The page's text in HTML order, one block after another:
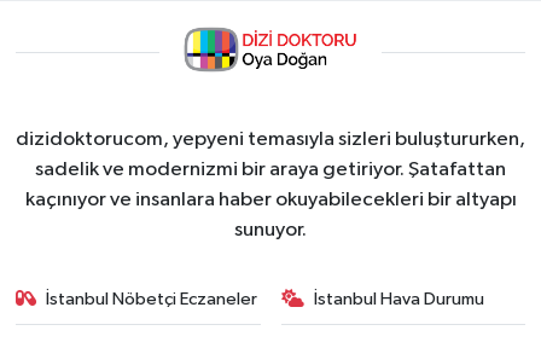
dizidoktorucom, yepyeni temasıyla sizleri buluştururken,
sadelik ve modernizmi bir araya getiriyor. Şatafattan
kaçınıyor ve insanlara haber okuyabilecekleri bir altyapı
sunuyor.
İstanbul Nöbetçi Eczaneler İstanbul Hava Durumu